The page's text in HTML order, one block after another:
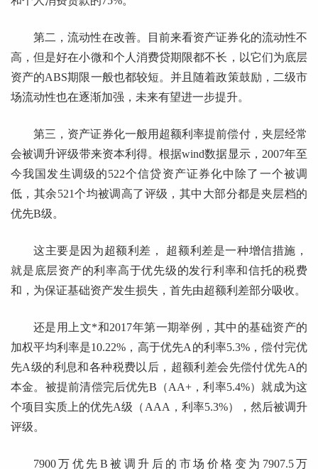
第二，流动性在改善。目前来看资产证券化的流动性不
高，但是好在小微和个人消费贷期限都不长，以它们为底层
资产的ABS期限一般也都较短。并且随着政策鼓励，二级市
场流动性也在逐渐加强，未来有望进一步提升。
第三，资产证券化一般用超额利率提前偿付，夹层经常
会被调升评级带来资本利得。根据wind数据显示，2007年至
今我国发生调级的522个信贷资产证券化中除了一个被调
低，其余521个均被调高了评级，其中大部分都是夹层档的
优先B级。
这主要是因为超额利差， 超额利差是一种增信措施，
就是底层资产的利率高于优先级的发行利率和信托的税费
和，为保证基础资产发生损失，首先由超额利差部分吸收。
还是用上文*和2017年第一期举例，其中的基础资产的
加权平均利率是10.22%，高于优先A的利率5.3%，偿付完优
先A级的利息和各种税费以后，超额利差会先偿付优先A的
本金。被提前清偿完后优先B（AA+，利率5.4%）就成为这
个项目实质上的优先A级（AAA，利率5.3%），然后被调升
评级。
7900万优先B被调升后的市场价格变为7907.5万